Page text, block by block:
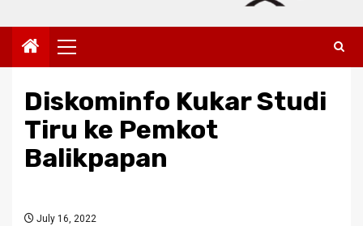
Primary
Menu
Diskominfo Kukar Studi
Tiru ke Pemkot
Balikpapan
July 16, 2022